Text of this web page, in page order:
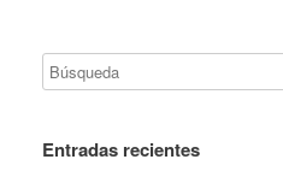
Entradas recientes